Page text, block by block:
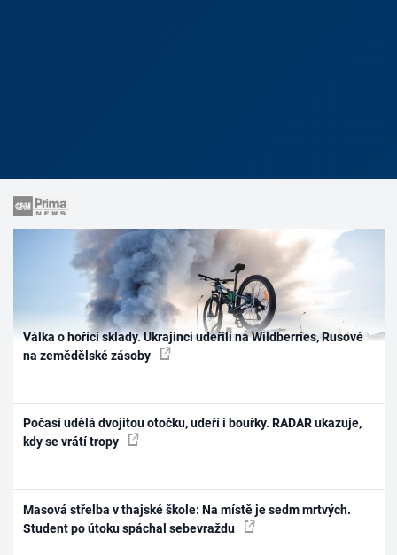
Válka o hořící sklady. Ukrajinci udeřili na Wildberries, Rusové
na zemědělské zásoby
Počasí udělá dvojitou otočku, udeří i bouřky. RADAR ukazuje,
kdy se vrátí tropy
Masová střelba v thajské škole: Na místě je sedm mrtvých.
Student po útoku spáchal sebevraždu